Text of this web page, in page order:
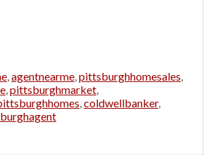
,agentnearme,pittsburghhomesales,
,pittsburghmarket,
,coldwellbanker,